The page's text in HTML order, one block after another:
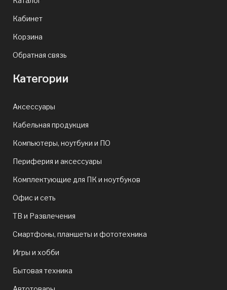
Кабинет
Корзина
Обратная связь
Категории
Аксессуары
Кабельная продукция
Компьютеры, ноутбуки и ПО
Периферия и аксессуары
Комплектующие для ПК и ноутбуков
Офис и сеть
ТВ и Развлечения
Смартфоны, планшеты и фототехника
Игры и хобби
Бытовая техника